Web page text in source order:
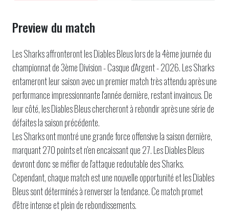
Preview du match
Les Sharks affronteront les Diables Bleus lors de la 4ème journée du
championnat de 3ème Division - Casque d'Argent - 2026. Les Sharks
entameront leur saison avec un premier match très attendu après une
performance impressionnante l'année dernière, restant invaincus. De
leur côté, les Diables Bleus chercheront à rebondir après une série de
défaites la saison précédente.
Les Sharks ont montré une grande force offensive la saison dernière,
marquant 270 points et n'en encaissant que 27. Les Diables Bleus
devront donc se méfier de l'attaque redoutable des Sharks.
Cependant, chaque match est une nouvelle opportunité et les Diables
Bleus sont déterminés à renverser la tendance. Ce match promet
d'être intense et plein de rebondissements.